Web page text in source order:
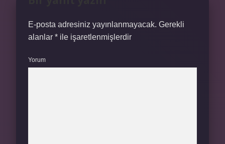
E-posta adresiniz yayınlanmayacak. Gerekli
alanlar * ile işaretlenmişlerdir
Yorum